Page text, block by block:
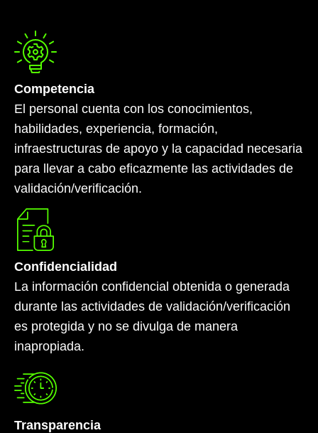
Competencia
El personal cuenta con los conocimientos,
habilidades, experiencia, formación,
infraestructuras de apoyo y la capacidad necesaria
para llevar a cabo eficazmente las actividades de
validación/verificación.
Confidencialidad
La información confidencial obtenida o generada
durante las actividades de validación/verificación
es protegida y no se divulga de manera
inapropiada.
Transparencia